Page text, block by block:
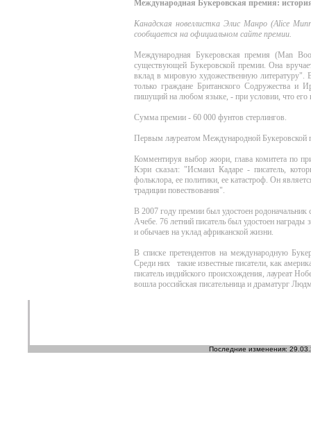
Международная Букеровская премия:
Канадская новеллистка Элис Манро (Alice
сообщается на официальном сайте премии.
Международная Букеровская премия (Man
существующей Букеровской премии. Она
вклад в мировую художественную литературу".
только граждане Британского Содружества и
пишущий на любом языке, - при условии, что его
Сумма премии - 60 000 фунтов стерлингов.
Первым лауреатом Международной Букеровской
Комментируя выбор жюри, глава комитета по
Кэри сказал: "Исмаил Кадаре - писатель,
фольклора, ее политики, ее катастроф. Он
традиции повествования".
В 2007 году премии был удостоен родоначальник
Ачебе. 76 летний писатель был удостоен
и обычаев на уклад африканской жизни.
В списке претендентов на международную
Среди них такие известные писатели, как
писатель индийского происхождения, лауреат
вошла российская писательница и драматург
Последние